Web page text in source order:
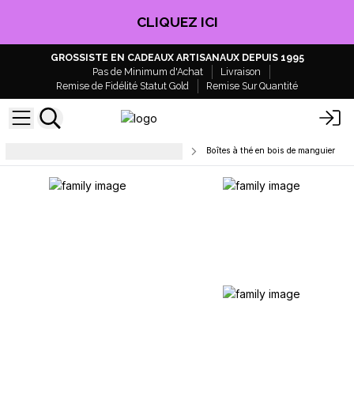
CLIQUEZ ICI
GROSSISTE EN CADEAUX ARTISANAUX DEPUIS 1995
Pas de Minimum d'Achat
Livraison
Remise de Fidélité Statut Gold
Remise Sur Quantité
Boîtes à thé en bois de manguier